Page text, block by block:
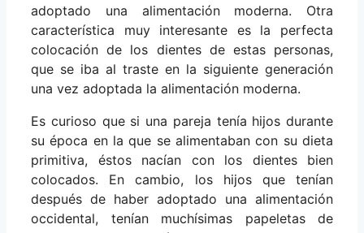
adoptado una alimentación moderna. Otra
característica muy interesante es la perfecta
colocación de los dientes de estas personas,
que se iba al traste en la siguiente generación
una vez adoptada la alimentación moderna.
Es curioso que si una pareja tenía hijos durante
su época en la que se alimentaban con su dieta
primitiva, éstos nacían con los dientes bien
colocados. En cambio, los hijos que tenían
después de haber adoptado una alimentación
occidental, tenían muchísimas papeletas de